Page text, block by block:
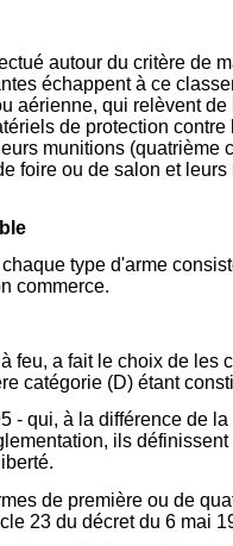
autour du critère de
échappent à ce
aérienne, qui relèvent
de protection
munitions
foire ou de salon et
type d'arme
commerce.
feu, a fait le choix de
catégorie (D) étant
- qui, à la différence de
ils
de première ou de
23 du décret du 6 mai